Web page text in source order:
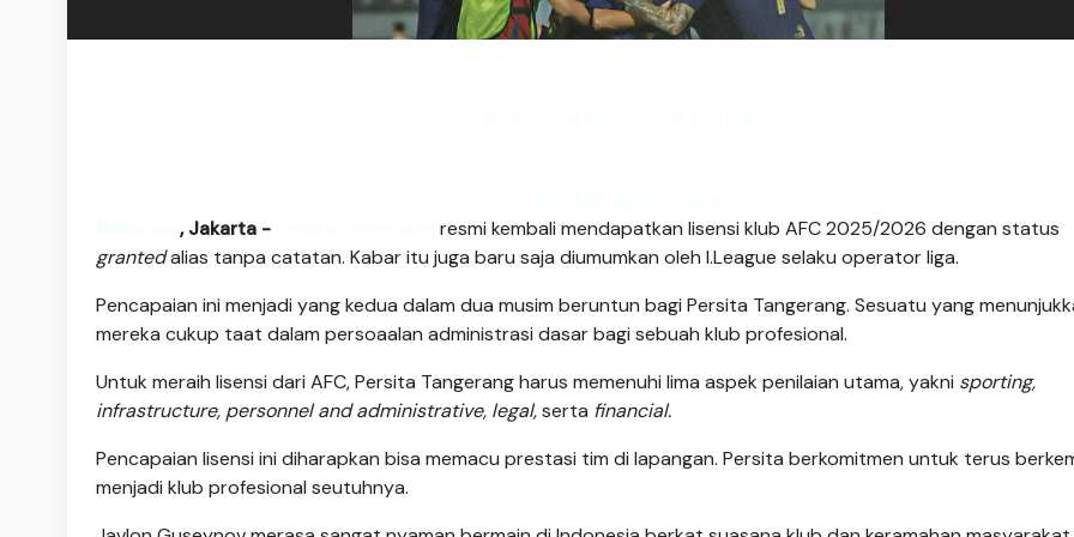
, Jakarta -
resmi kembali mendapatkan lisensi klub AFC 2025/2026 dengan status
grantedalias tanpa catatan. Kabar itu juga baru saja diumumkan oleh I.League selaku operator liga.
Pencapaian ini menjadi yang kedua dalam dua musim beruntun bagi Persita Tangerang. Sesuatu yang
mereka cukup taat dalam persoaalan administrasi dasar bagi sebuah klub profesional.
Untuk meraih lisensi dari AFC, Persita Tangerang harus memenuhi lima aspek penilaian utama, yakni sporting,
infrastructure, personnel and administrative, legal,serta financial.
Pencapaian lisensi ini diharapkan bisa memacu prestasi tim di lapangan. Persita berkomitmen untuk terus
menjadi klub profesional seutuhnya.